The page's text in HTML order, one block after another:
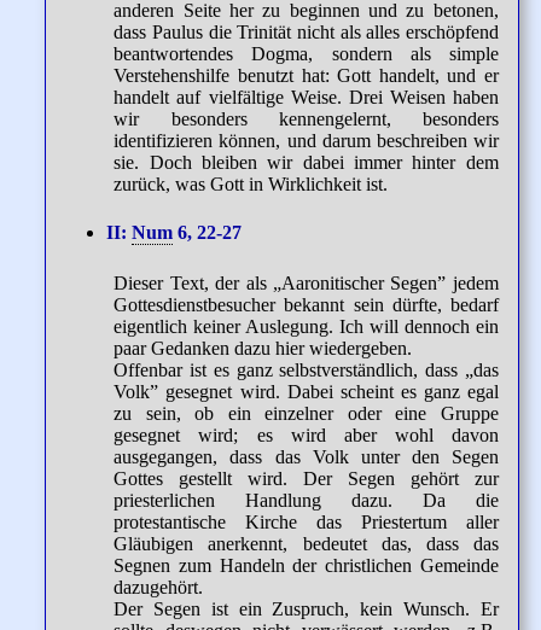
anderen Seite her zu beginnen und zu betonen,
dass Paulus die Trinität nicht als alles erschöpfend
beantwortendes Dogma, sondern als simple
Verstehenshilfe benutzt hat: Gott handelt, und er
handelt auf vielfältige Weise. Drei Weisen haben
wir besonders kennengelernt, besonders
identifizieren können, und darum beschreiben wir
sie. Doch bleiben wir dabei immer hinter dem
zurück, was Gott in Wirklichkeit ist.
II: Num 6, 22-27
Dieser Text, der als „Aaronitischer Segen” jedem
Gottesdienstbesucher bekannt sein dürfte, bedarf
eigentlich keiner Auslegung. Ich will dennoch ein
paar Gedanken dazu hier wiedergeben.
Offenbar ist es ganz selbstverständlich, dass „das
Volk” gesegnet wird. Dabei scheint es ganz egal
zu sein, ob ein einzelner oder eine Gruppe
gesegnet wird; es wird aber wohl davon
ausgegangen, dass das Volk unter den Segen
Gottes gestellt wird. Der Segen gehört zur
priesterlichen Handlung dazu. Da die
protestantische Kirche das Priestertum aller
Gläubigen anerkennt, bedeutet das, dass das
Segnen zum Handeln der christlichen Gemeinde
dazugehört.
Der Segen ist ein Zuspruch, kein Wunsch. Er